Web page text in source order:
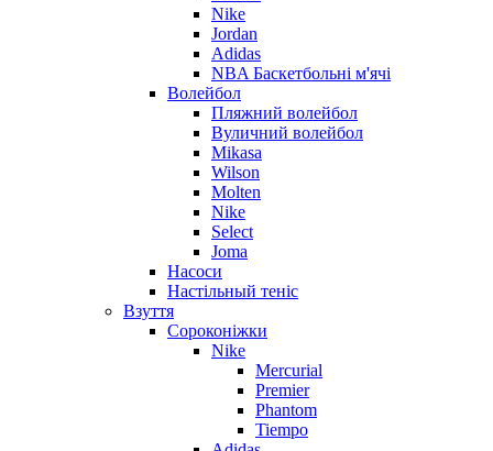
Nike
Jordan
Adidas
NBA Баскетбольні м'ячі
Волейбол
Пляжний волейбол
Вуличний волейбол
Mikasa
Wilson
Molten
Nike
Select
Joma
Насоси
Настільный теніс
Взуття
Сороконіжки
Nike
Mercurial
Premier
Phantom
Tiempo